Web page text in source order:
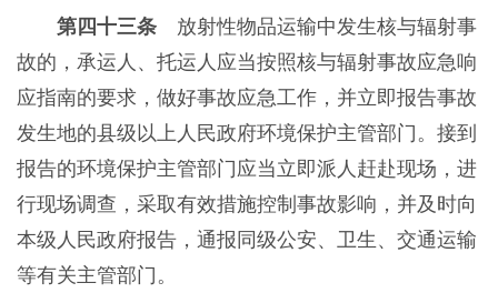
第四十三条放射性物品运输中发生核与辐射事
故的，承运人、托运人应当按照核与辐射事故应急响
应指南的要求，做好事故应急工作，并立即报告事故
发生地的县级以上人民政府环境保护主管部门。接到
报告的环境保护主管部门应当立即派人赶赴现场，进
行现场调查，采取有效措施控制事故影响，并及时向
本级人民政府报告，通报同级公安、卫生、交通运输
等有关主管部门。